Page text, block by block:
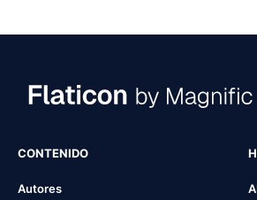
CONTENIDO
Autores